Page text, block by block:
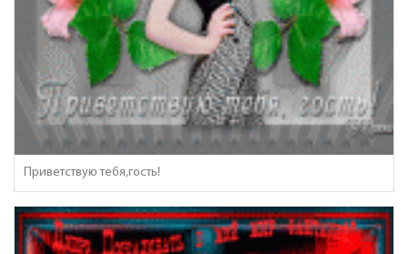
Приветствую тебя,гость!